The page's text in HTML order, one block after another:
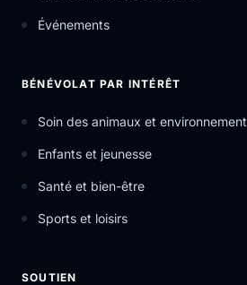
Événements
BÉNÉVOLAT PAR INTÉRÊT
Soin des animaux et environnement
Enfants et jeunesse
Santé et bien-être
Sports et loisirs
SOUTIEN